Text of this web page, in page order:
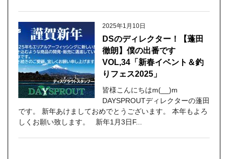
2025年1月10日
DSのディレクター！【蓬田
徹朗】僕の出番です
VOL,34「新春イベント＆釣
りフェス2025」
皆様こんにちはm(__)m
DAYSPROUTディレクターの蓬田
です。 新年あけましておめでとうございます。 本年もよろ
しくお願い致します。 新年1月3日F...